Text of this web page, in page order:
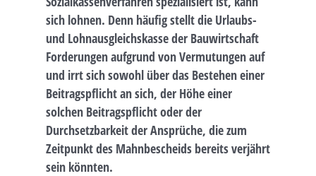
sich lohnen. Denn häufig stellt die Urlaubs-
und Lohnausgleichskasse der Bauwirtschaft
Forderungen aufgrund von Vermutungen auf
und irrt sich sowohl über das Bestehen einer
Beitragspflicht an sich, der Höhe einer
solchen Beitragspflicht oder der
Durchsetzbarkeit der Ansprüche, die zum
Zeitpunkt des Mahnbescheids bereits verjährt
sein könnten.